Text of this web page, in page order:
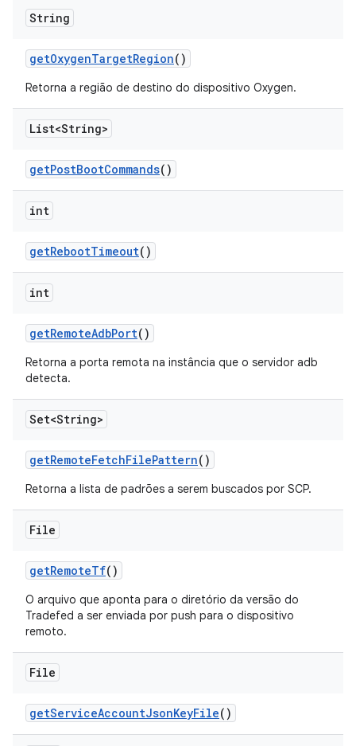
String
getOxygenTargetRegion()
Retorna a região de destino do dispositivo Oxygen.
List<String>
getPostBootCommands()
int
getRebootTimeout()
int
getRemoteAdbPort()
Retorna a porta remota na instância que o servidor adb
detecta.
Set<String>
getRemoteFetchFilePattern()
Retorna a lista de padrões a serem buscados por SCP.
File
getRemoteTf()
O arquivo que aponta para o diretório da versão do
Tradefed a ser enviada por push para o dispositivo
remoto.
File
getServiceAccountJsonKeyFile()